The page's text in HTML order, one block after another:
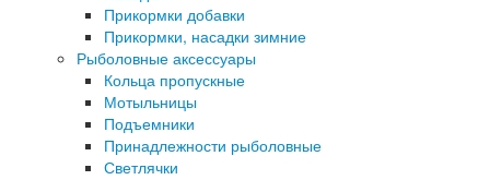
Прикормки добавки
Прикормки, насадки зимние
Рыболовные аксессуары
Кольца пропускные
Мотыльницы
Подъемники
Принадлежности рыболовные
Светлячки